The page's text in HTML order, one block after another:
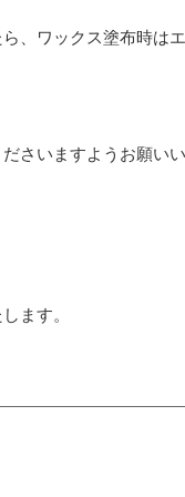
、ワックス塗布時は
さいますようお願い
ます。